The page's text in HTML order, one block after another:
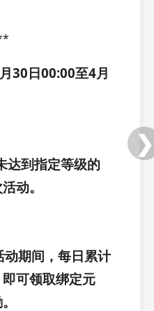
30日00:00至4月
到指定等级的
动。
期间，每日累计
可领取绑定元
❯